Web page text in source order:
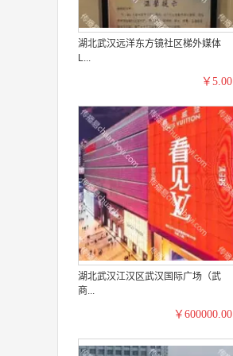
湖北武汉远洋东方镜社区梯外媒体
L...
￥5.00
湖北武汉江汉区武汉国际广场（武
商...
￥600000.00